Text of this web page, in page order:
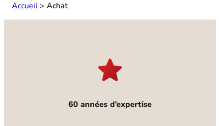
Accueil > Achat
60 années d’expertise